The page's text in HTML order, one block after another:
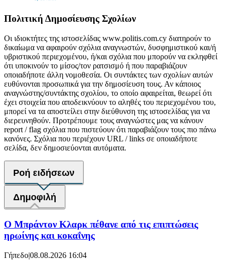
Πολιτική Δημοσίευσης Σχολίων
Οι ιδιοκτήτες της ιστοσελίδας www.politis.com.cy διατηρούν το
δικαίωμα να αφαιρούν σχόλια αναγνωστών, δυσφημιστικού και/ή
υβριστικού περιεχομένου, ή/και σχόλια που μπορούν να εκληφθεί
ότι υποκινούν το μίσος/τον ρατσισμό ή που παραβιάζουν
οποιαδήποτε άλλη νομοθεσία. Οι συντάκτες των σχολίων αυτών
ευθύνονται προσωπικά για την δημοσίευση τους. Αν κάποιος
αναγνώστης/συντάκτης σχολίου, το οποίο αφαιρείται, θεωρεί ότι
έχει στοιχεία που αποδεικνύουν το αληθές του περιεχομένου του,
μπορεί να τα αποστείλει στην διεύθυνση της ιστοσελίδας για να
διερευνηθούν. Προτρέπουμε τους αναγνώστες μας να κάνουν
report / flag σχόλια που πιστεύουν ότι παραβιάζουν τους πιο πάνω
κανόνες. Σχόλια που περιέχουν URL / links σε οποιαδήποτε
σελίδα, δεν δημοσιεύονται αυτόματα.
Ροή ειδήσεων
Δημοφιλή
Ο Μπράντον Κλαρκ πέθανε από τις επιπτώσεις
ηρωίνης και κοκαΐνης
Γήπεδο|08.08.2026 16:04